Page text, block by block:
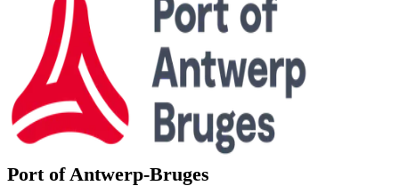
Port of Antwerp-Bruges